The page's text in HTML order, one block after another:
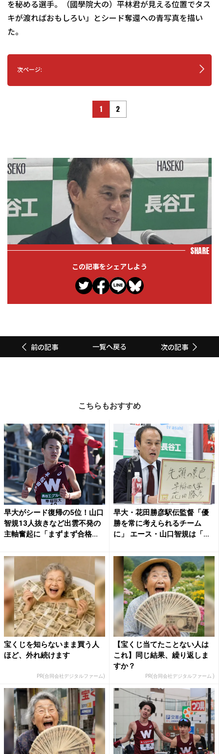
を秘める選手。（國學院大の）平林君が見える位置でタス
キが渡ればおもしろい」とシード奪還への青写真を描い
た。
次ページ:
1 2
SHARE
この記事をシェアしよう
前の記事 一覧へ戻る 次の記事
こちらもおすすめ
早大がシード復帰の5位！山口
智規13人抜きなど出雲不発の
主軸奮起に「まずまず合格...
早大・花田勝彦駅伝監督「優
勝を常に考えられるチーム
に」 エース・山口智規は「調
宝くじを知らないまま買う人
ほど、外れ続けます
PR(合同会社デジタルファーム)
【宝くじ当てたことない人は
これ】同じ結果、繰り返しま
すか？
PR(合同会社デジタルファーム )